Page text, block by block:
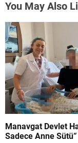
You May Also
Manavgat Devlet
Sadece Anne Sütü”